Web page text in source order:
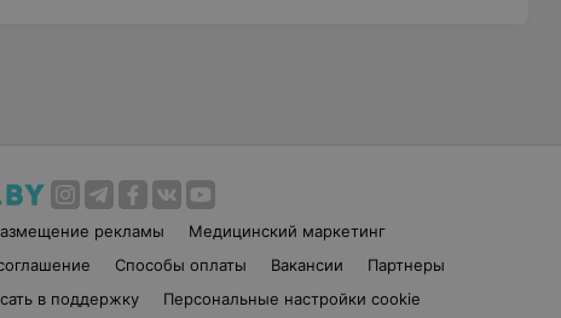
рекламы
Медицинский маркетинг
Способы оплаты Вакансии
Партнеры
в поддержку Персональные настройки cookie